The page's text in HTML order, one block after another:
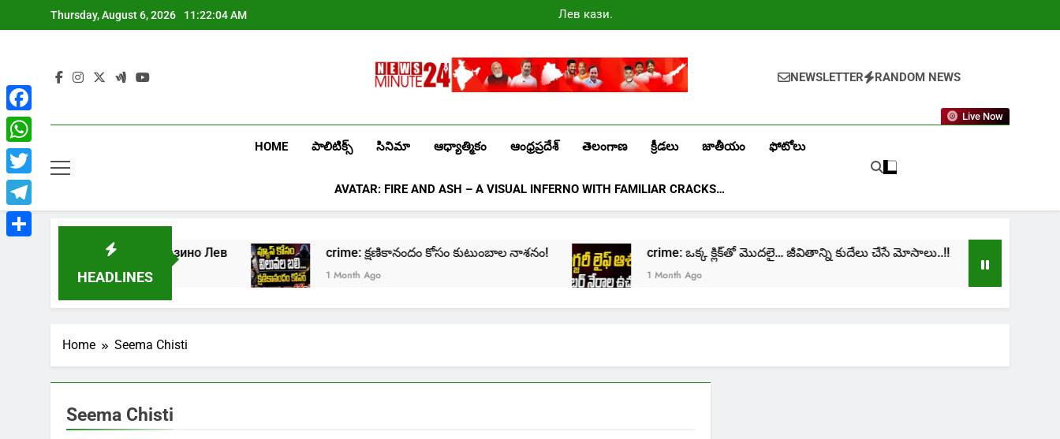
to
Thursday, August 6, 2026 11:22:04 AM
Лев казино
промокоды
Newsminute24
NEWSLETTER RANDOM NEWS
Live Now
HOME పాలిటిక్స్ సినిమా ఆధ్యాత్మికం ఆంధ్రప్రదేశ్ తెలంగాణ క్రీడలు జాతీయం ఫోటోలు
AVATAR: FIRE AND ASH – A VISUAL INFERNO WITH FAMILIAR CRACKS…
HEADLINES
Играть в онлайн казино Лев
1 Week Ago
crime: క్షణికానందం కోసం కుటుంబాల నాశనం!
1 Month Ago
crime: ఒక్క క్లిక్‌తో మొదలై… జీవితాన్ని కుదేలు చేసే మోసాలు..!!
1 Month Ago
Home Seema Chisti
Seema Chisti
Facebook
WhatsApp
Twitter
Telegram